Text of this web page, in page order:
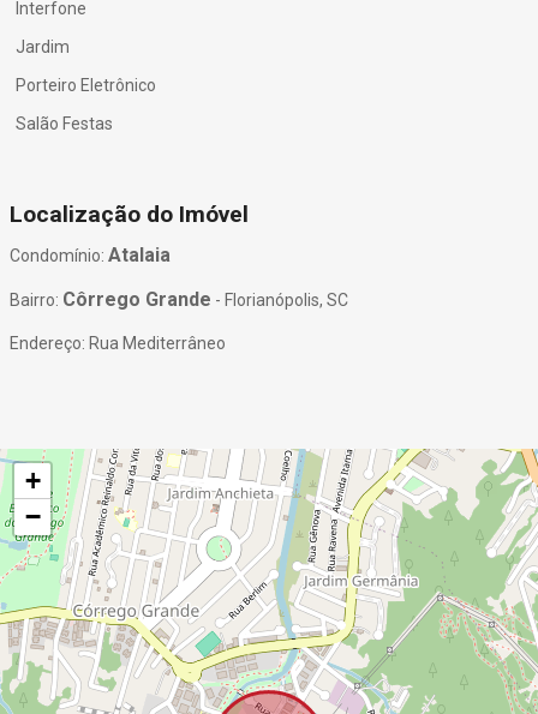
Interfone
Jardim
Porteiro Eletrônico
Salão Festas
Localização do Imóvel
Condomínio: Atalaia
Bairro: Côrrego Grande - Florianópolis, SC
Endereço: Rua Mediterrâneo
+
−